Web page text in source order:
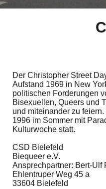
Der Christopher Street
Aufstand 1969 in New
politischen Forderungen
Bisexuellen, Queers und
und miteinander zu
1996 im Sommer mit
Kulturwoche statt.
CSD Bielefeld
​Biequeer e.V.
Ansprechpartner: Bert-Ulf
Ehlentruper Weg 45 a
33604 Bielefeld